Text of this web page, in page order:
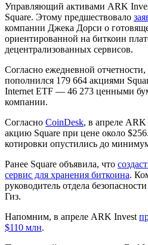
Управляющий активами ARK
Square. Этому предшествовало
компании Джека Дорси о
ориентированной на биткоин
децентрализованных сервисов.
Согласно ежедневной
пополнился 179 664 акциями
Internet ETF — 46 273 ценными
компании.
Согласно CoinDesk, в апреле ARK
акцию Square при цене около
котировки опустились до
Ранее Square объявила, что
сервис для хранения биткоина.
руководитель отдела
Гиз.
Напомним, в апреле ARK Invest
$110 млн.